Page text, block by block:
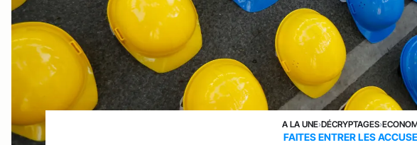
A LA UNE›DÉCRYPTAGES›
FAITES ENTRER LES